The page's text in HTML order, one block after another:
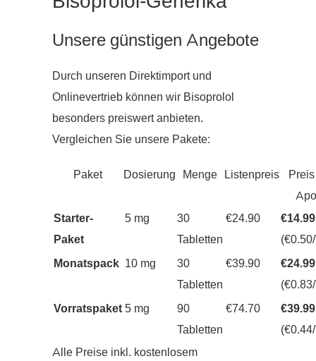
Unsere günstigen Angebote
Durch unseren Direktimport und
Onlinevertrieb können wir Bisoprolol
besonders preiswert anbieten.
Vergleichen Sie unsere Pakete:
Paket Dosierung Menge Listenpreis
Starter-
Paket
5 mg
30
Tabletten
€24.90
€14.99
Monatspack 10 mg
30
Tabletten
€39.90
€24.99
Vorratspaket5 mg
90
Tabletten
€74.70
€39.99
Alle Preise inkl. kostenlosem